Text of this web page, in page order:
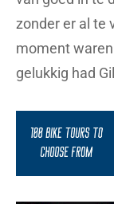
zonder er al te
moment
gelukkig had